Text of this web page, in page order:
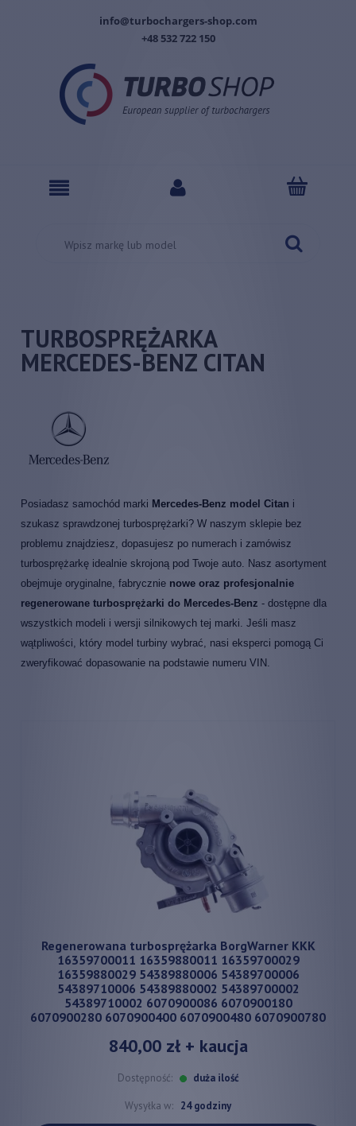
info@turbochargers-shop.com
+48 532 722 150
TURBOSPRĘŻARKA
MERCEDES-BENZ CITAN
Posiadasz samochód marki Mercedes-Benz model Citan i
szukasz sprawdzonej turbosprężarki? W naszym sklepie bez
problemu znajdziesz, dopasujesz po numerach i zamówisz
turbosprężarkę idealnie skrojoną pod Twoje auto. Nasz asortyment
obejmuje oryginalne, fabrycznie nowe oraz profesjonalnie
regenerowane turbosprężarki do Mercedes-Benz - dostępne dla
wszystkich modeli i wersji silnikowych tej marki. Jeśli masz
wątpliwości, który model turbiny wybrać, nasi eksperci pomogą Ci
zweryfikować dopasowanie na podstawie numeru VIN.
Regenerowana turbosprężarka BorgWarner KKK
16359700011 16359880011 16359700029
16359880029 54389880006 54389700006
54389710006 54389880002 54389700002
54389710002 6070900086 6070900180
6070900280 6070900400 6070900480 6070900780
840,00 zł+ kaucja
Dostępność: duża ilość
Wysyłka w: 24 godziny